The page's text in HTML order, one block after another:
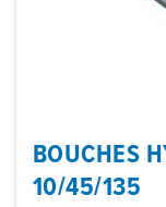
BOUCHES
10/45/135